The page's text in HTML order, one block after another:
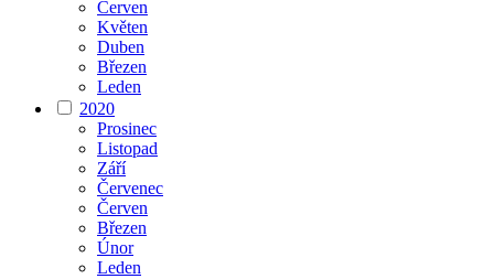
Červen
Květen
Duben
Březen
Leden
2020
Prosinec
Listopad
Září
Červenec
Červen
Březen
Únor
Leden